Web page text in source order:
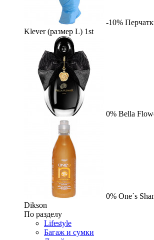
-10%
Klever (размер L) 1st
0% Bella
0% One`s
Dikson
По разделу
Lifestyle
Багаж и сумки